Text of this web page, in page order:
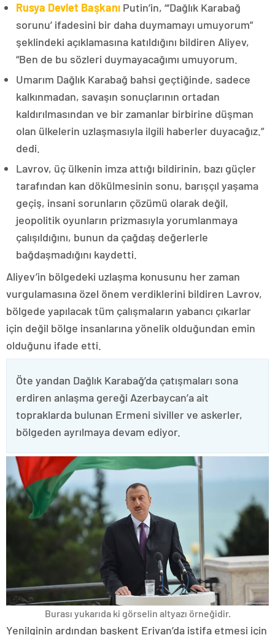
Rusya Devlet Başkanı Putin’in, “‘Dağlık Karabağ
sorunu’ ifadesini bir daha duymamayı umuyorum”
şeklindeki açıklamasına katıldığını bildiren Aliyev,
“Ben de bu sözleri duymayacağımı umuyorum.
Umarım Dağlık Karabağ bahsi geçtiğinde, sadece
kalkınmadan, savaşın sonuçlarının ortadan
kaldırılmasından ve bir zamanlar birbirine düşman
olan ülkelerin uzlaşmasıyla ilgili haberler duyacağız.”
dedi.
Lavrov, üç ülkenin imza attığı bildirinin, bazı güçler
tarafından kan dökülmesinin sonu, barışçıl yaşama
geçiş, insani sorunların çözümü olarak değil,
jeopolitik oyunların prizmasıyla yorumlanmaya
çalışıldığını, bunun da çağdaş değerlerle
bağdaşmadığını kaydetti.
Aliyev’in bölgedeki uzlaşma konusunu her zaman
vurgulamasına özel önem verdiklerini bildiren Lavrov,
bölgede yapılacak tüm çalışmaların yabancı çıkarlar
için değil bölge insanlarına yönelik olduğundan emin
olduğunu ifade etti.
Öte yandan Dağlık Karabağ’da çatışmaları sona
erdiren anlaşma gereği Azerbaycan’a ait
topraklarda bulunan Ermeni siviller ve askerler,
bölgeden ayrılmaya devam ediyor.
Burası yukarıda ki görselin altyazı örneğidir.
Yenilginin ardından başkent Erivan’da istifa etmesi için